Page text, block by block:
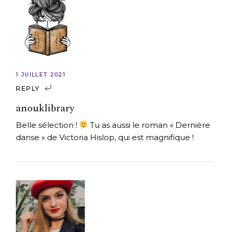
1 JUILLET 2021
REPLY
anouklibrary
Belle sélection !
Tu as aussi le roman « Dernière
danse » de Victoria Hislop, qui est magnifique !